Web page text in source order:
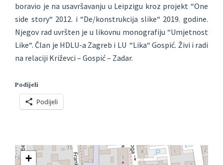
boravio je na usavršavanju u Leipzigu kroz projekt “One
side story“ 2012. i “De/konstrukcija slike“ 2019. godine.
Njegov rad uvršten je u likovnu monografiju “Umjetnost
Like“. Član je HDLU-a Zagreb i LU “Lika“ Gospić. Živi i radi
na relaciji Križevci – Gospić – Zadar.
Podijeli
Podijeli
+